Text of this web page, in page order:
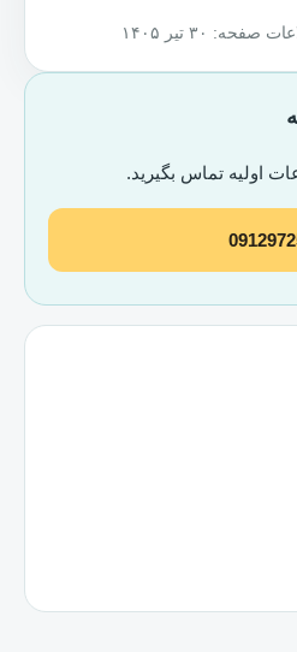
۳۰ تیر ۱۴۰۵
اولیه تماس بگیرید.